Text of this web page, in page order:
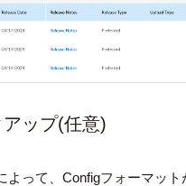
ップ(任意)
よって、Configフォーマット